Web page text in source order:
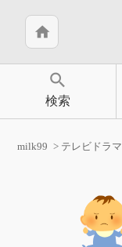
home
search
検索
milk99 テレビドラマ